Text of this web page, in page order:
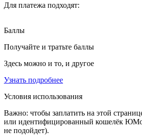
Для платежа подходят:
Баллы
Получайте и тратьте баллы
Здесь можно и то, и другое
Узнать подробнее
Условия использования
Важно: чтобы заплатить на этой
или идентифицированный кошелёк
не подойдет).